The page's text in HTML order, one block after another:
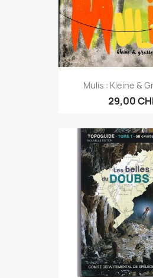
Mulis : Kleine &
29,00